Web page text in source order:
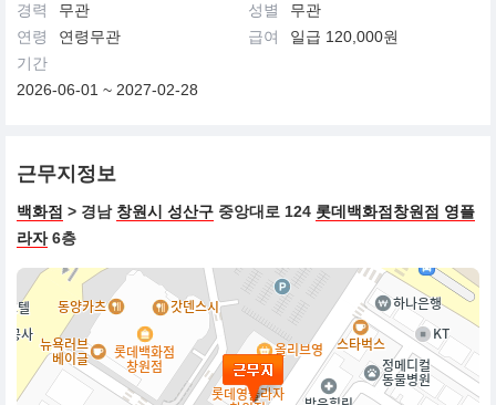
경력
무관 성별
무관
연령
연령무관 급여
일급 120,000원
기간
2026-06-01 ~ 2027-02-28
근무지정보
백화점 > 경남 창원시 성산구 중앙대로 124 롯데백화점창원점 영플
라자6층